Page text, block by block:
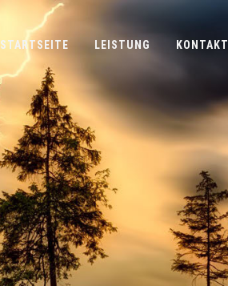
STARTSEITE LEISTUNG KONTAKT